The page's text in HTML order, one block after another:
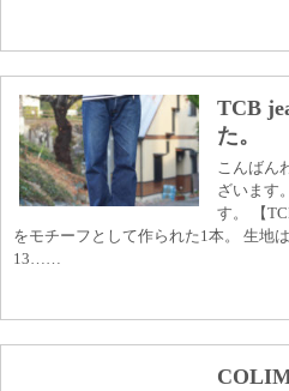
TCB
た。
こんばん
ざいます
す。 【
をモチーフとして作られた1本。 生地
13……